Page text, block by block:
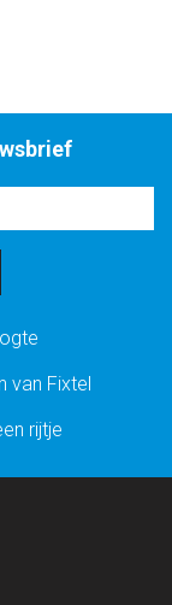
van Fixtel
rijtje